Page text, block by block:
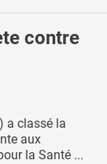
contre
a classé la
aux
la Santé ...